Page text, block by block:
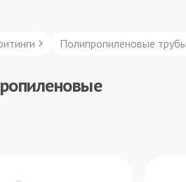
Полипропиленовые